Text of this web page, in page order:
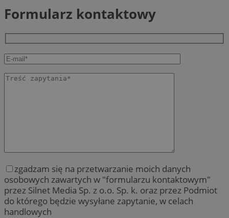
Formularz kontaktowy
zgadzam się na przetwarzanie moich danych
osobowych zawartych w "formularzu kontaktowym"
przez Silnet Media Sp. z o.o. Sp. k. oraz przez Podmiot
do którego będzie wysyłane zapytanie, w celach
handlowych